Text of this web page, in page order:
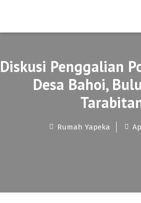
Diskusi Penggalian
Desa Bahoi,
Rumah Yapeka